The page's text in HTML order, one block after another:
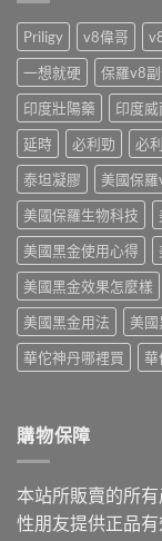
中
單
顆
成
本〉
中
賣！
藥
師
教
你
台
灣
怎
麼
買〉
中
薦
單
藥
師
教
你
依
需
求
挑〉
中
Priligy v8偉哥
一想就硬
保羅v8
印度壯陽藥
印度威
延時
必利勁 必
泰坦凝膠
美國保
美國保羅生物科技
美國黑金使用心得
美國黑金效果怎麼樣
美國黑金用法
美國
華佗神丹哪裡買
華
購物保障
本站所販賣的所
性朋友提供正品